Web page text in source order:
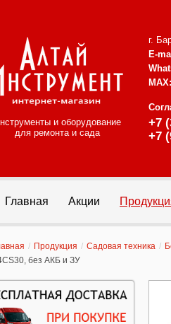
и оборудование
для ремонта и сада
г.
E-
MAX:
+7
+7
Главная Акции
/ Продукция / Садовая техника /
без АКБ и ЗУ